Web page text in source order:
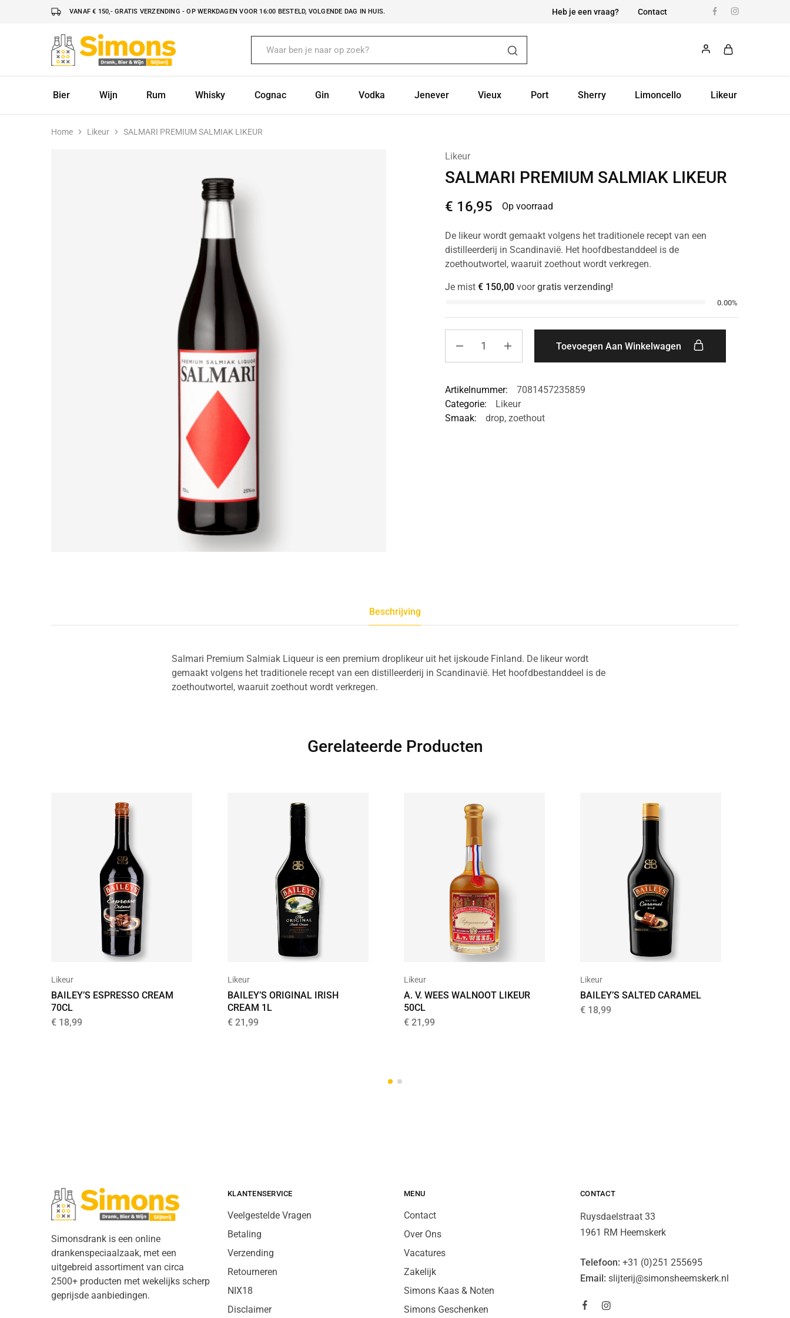
VANAF € 150,- GRATIS VERZENDING - OP WERKDAGEN VOOR 16:00 BESTELD, VOLGENDE DAG IN HUIS. Heb je een vraag? Contact
Simonsdrank.nl
Drank,
Bier
Bier
Wijn Rum Whisky Cognac Gin Vodka Jenever Vieux Port Sherry Limoncello Likeur
Home Likeur SALMARI PREMIUM SALMIAK LIKEUR
Likeur
SALMARI PREMIUM SALMIAK LIKEUR
€ 16,95 Op voorraad
De likeur wordt gemaakt volgens het traditionele recept van een
distilleerderij in Scandinavië. Het hoofdbestanddeel is de
zoethoutwortel, waaruit zoethout wordt verkregen.
Je mist €150,00voorgratis verzending!
0.00%
Toevoegen Aan Winkelwagen
Artikelnummer:
7081457235859
Categorie:
Likeur
Smaak:
drop, zoethout
Beschrijving
Salmari Premium Salmiak Liqueur is een premium droplikeur uit het ijskoude Finland. De likeur wordt
gemaakt volgens het traditionele recept van een distilleerderij in Scandinavië. Het hoofdbestanddeel is de
zoethoutwortel, waaruit zoethout wordt verkregen.
Gerelateerde Producten
Likeur
BAILEY’S ESPRESSO CREAM
70CL
€ 18,99
Likeur
BAILEY’S ORIGINAL IRISH
CREAM 1L
€ 21,99
Likeur
A. V. WEES WALNOOT LIKEUR
50CL
€ 21,99
Likeur
BAILEY’S SALTED CARAMEL
€ 18,99
Simonsdrank is een online
drankenspeciaalzaak, met een
uitgebreid assortiment van circa
2500+ producten met wekelijks scherp
geprijsde aanbiedingen.
KLANTENSERVICE
Veelgestelde Vragen
Betaling
Verzending
Retourneren
NIX18
Disclaimer
MENU
Contact
Over Ons
Vacatures
Zakelijk
Simons Kaas & Noten
Simons Geschenken
CONTACT
Ruysdaelstraat 33
1961 RM Heemskerk
Telefoon: +31 (0)251 255695
Email: slijterij@simonsheemskerk.nl